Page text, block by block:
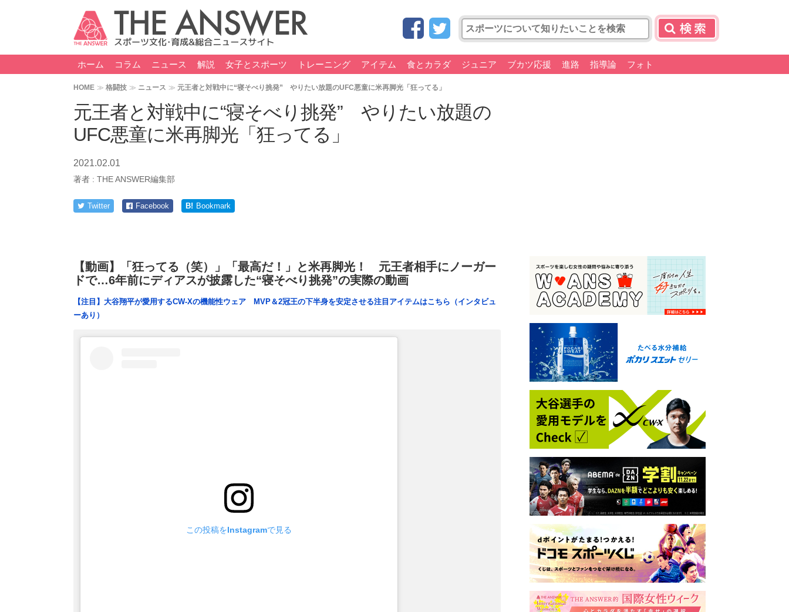
ホーム コラム ニュース 解説 女子とスポーツ トレーニング アイテム 食とカラダ ジュニア ブカツ応援 進路 指導論 フォト
HOME 格闘技 ニュース 元王者と対戦中に“寝そべり挑発” やりたい放題のUFC悪童に米再脚光「狂ってる」
元王者と対戦中に“寝そべり挑発” やりたい放題の
UFC悪童に米再脚光「狂ってる」
2021.02.01
著者 : THE ANSWER編集部
Twitter Facebook B! Bookmark
【動画】「狂ってる（笑）」「最高だ！」と米再脚光！ 元王者相手にノーガー
ドで…6年前にディアスが披露した“寝そべり挑発”の実際の動画
【注目】大谷翔平が愛用するCW-Xの機能性ウェア MVP＆2冠王の下半身を安定させる注目アイテムはこちら（インタビュ
ーあり）
この投稿をInstagramで見る